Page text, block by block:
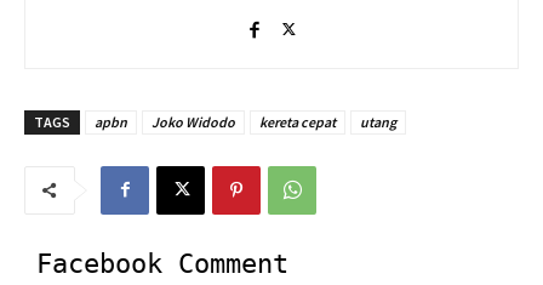
TAGS apbn Joko Widodo kereta cepat utang
Facebook Comment